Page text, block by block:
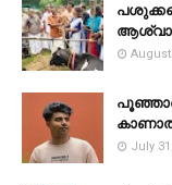
August
July